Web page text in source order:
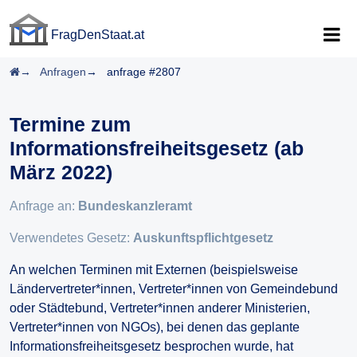
FragDenStaat.at
Startseite
Anfragen anfrage #2807
Termine zum
Informationsfreiheitsgesetz (ab
März 2022)
Anfrage an: Bundeskanzleramt
Verwendetes Gesetz: Auskunftspflichtgesetz
An welchen Terminen mit Externen (beispielsweise
Ländervertreter*innen, Vertreter*innen von Gemeindebund
oder Städtebund, Vertreter*innen anderer Ministerien,
Vertreter*innen von NGOs), bei denen das geplante
Informationsfreiheitsgesetz besprochen wurde, hat